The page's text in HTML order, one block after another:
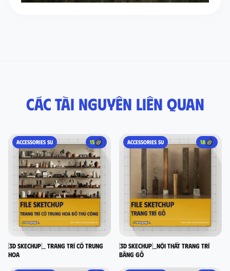
Các tài nguyên liên quan
ACCESSORIES SU 15
[3D SKECHUP]_ Trang trí cổ Trung
Hoa
ACCESSORIES SU 18
[3D SKECHUP]_Nội thất trang trí
bằng gỗ